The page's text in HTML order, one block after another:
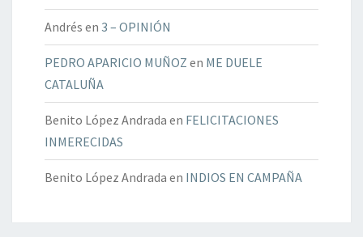
Andrés en 3 – OPINIÓN
PEDRO APARICIO MUÑOZ en ME DUELE
CATALUÑA
Benito López Andrada en FELICITACIONES
INMERECIDAS
Benito López Andrada en INDIOS EN CAMPAÑA